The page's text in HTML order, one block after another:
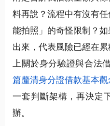
料再說？流程中有沒有
能拍照」的奇怪限制？
出來，代表風險已經在
上關於身分驗證與合法
篇釐清身分證借款基本
一套判斷架構，再決定
辦。